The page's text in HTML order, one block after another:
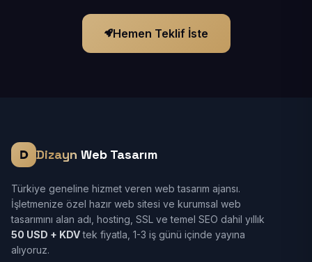
Hemen Teklif İste
Dizayn Web Tasarım
Türkiye geneline hizmet veren web tasarım ajansı.
İşletmenize özel hazır web sitesi ve kurumsal web
tasarımını alan adı, hosting, SSL ve temel SEO dahil yıllık
50 USD + KDVtek fiyatla, 1-3 iş günü içinde yayına
alıyoruz.